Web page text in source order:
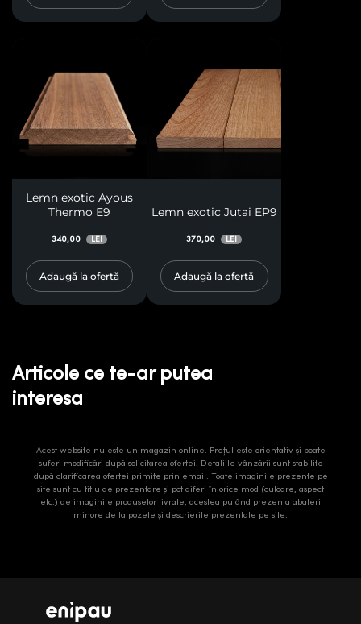
Lemn exotic Ayous
Thermo E9
340,00 LEI
Adaugă la ofertă
Lemn exotic Jutai EP9
370,00 LEI
Adaugă la ofertă
Articole ce te-ar putea
interesa
Acest website nu este un magazin online. Prețul este orientativ și poate
suferi modificări după solicitarea ofertei. Detaliile vânzării sunt stabilite
după clarificarea ofertei primite prin email. Toate imaginile prezente pe
site sunt cu titlu de prezentare și pot diferi în orice mod (culoare, aspect
etc.) de imaginile produselor livrate, acestea putând prezenta abateri
minore de la pozele și descrierile prezentate pe site.